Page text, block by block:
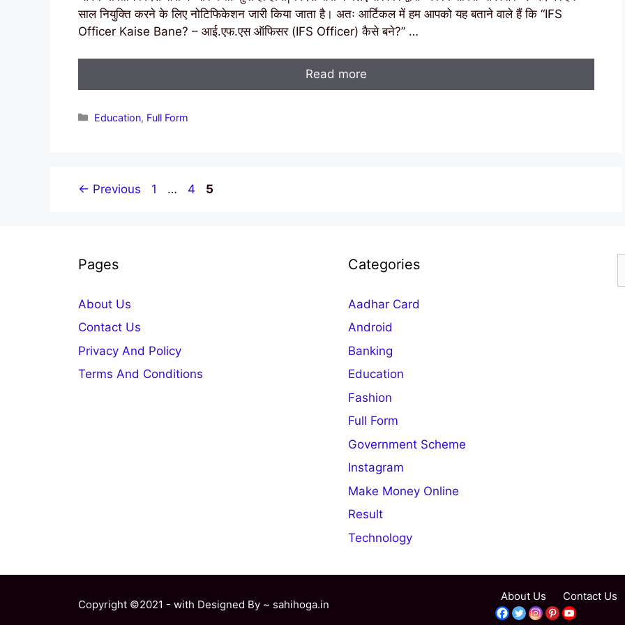
साल नियुक्ति करने के लिए नोटिफिकेशन जारी किया जाता है। अतः आर्टिकल में हम आपको यह बताने वाले हैं कि “IFS
Officer Kaise Bane? – आई.एफ.एस ऑफिसर (IFS Officer) कैसे बने?” …
Read more
Categories
Education, Full Form
← Previous Page
1 … Page
4 Page
5
Pages
About Us
Contact Us
Privacy And Policy
Terms And Conditions
Categories
Aadhar Card
Android
Banking
Education
Fashion
Full Form
Government Scheme
Instagram
Make Money Online
Result
Technology
About Us Contact Us
Copyright ©2021 - with Designed By ~ sahihoga.in